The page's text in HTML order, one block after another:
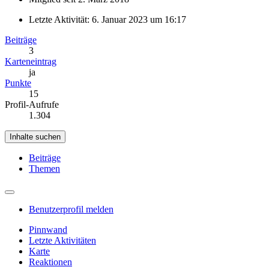
Letzte Aktivität: 6. Januar 2023 um 16:17
Beiträge
3
Karteneintrag
ja
Punkte
15
Profil-Aufrufe
1.304
Inhalte suchen
Beiträge
Themen
Benutzerprofil melden
Pinnwand
Letzte Aktivitäten
Karte
Reaktionen